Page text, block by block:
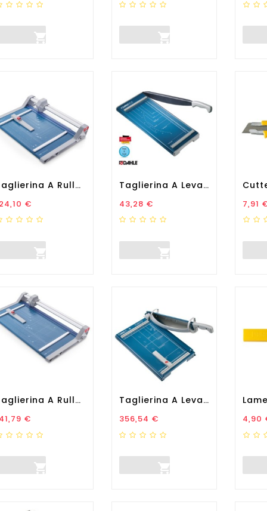
 
Taglierina A Rullo...
€

Taglierina A Leva Hobby 502...
Prezzo
43,28 €

7,91
Taglierina A Rullo...
€

Taglierina A Leva 561 - Con...
Prezzo
356,54 €

4,90